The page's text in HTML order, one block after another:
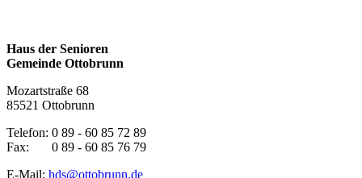
Haus der Senioren
Gemeinde Ottobrunn
Mozartstraße 68
85521 Ottobrunn
Telefon: 0 89 - 60 85 72 89
Fax: 0 89 - 60 85 76 79
E-Mail: hds@ottobrunn.de